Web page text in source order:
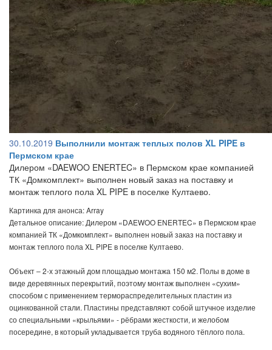
30.10.2019 Выполнили монтаж теплых полов XL PIPE в
Пермском крае
Дилером «DAEWOO ENERTEC» в Пермском крае компанией
ТК «Домкомплект» выполнен новый заказ на поставку и
монтаж теплого пола XL PIPE в поселке Култаево.
Картинка для анонса: Array
Детальное описание: Дилером «DAEWOO ENERTEC» в Пермском крае
компанией ТК «Домкомплект» выполнен новый заказ на поставку и
монтаж теплого пола XL PIPE в поселке Култаево.
Объект – 2-х этажный дом площадью монтажа 150 м2. Полы в доме в
виде деревянных перекрытий, поэтому монтаж выполнен «сухим»
способом с применением термораспределительных пластин из
оцинкованной стали. Пластины представляют собой штучное изделие
со специальными «крыльями» - рёбрами жесткости, и желобом
посередине, в который укладывается труба водяного тёплого пола.